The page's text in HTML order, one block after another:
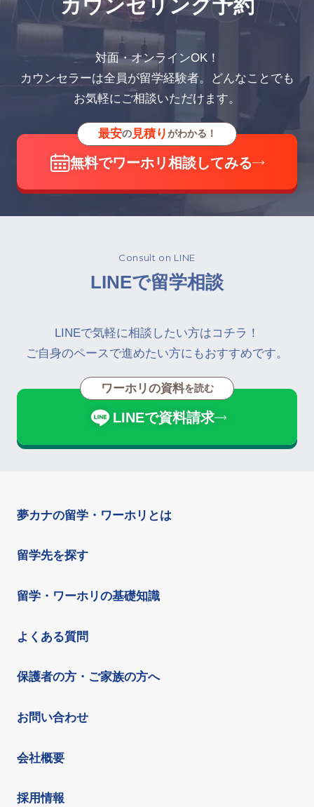
カウンセリング予約
対面・オンラインOK！
カウンセラーは全員が留学経験者。どんなことでも
お気軽にご相談いただけます。
最安の見積りがわかる！
無料でワーホリ相談してみる
Consult on LINE
LINEで留学相談
LINEで気軽に相談したい方はコチラ！
ご自身のペースで進めたい方にもおすすめです。
ワーホリの資料を読む
LINEで資料請求
夢カナの留学・ワーホリとは
留学先を探す
留学・ワーホリの基礎知識
よくある質問
保護者の方・ご家族の方へ
お問い合わせ
会社概要
採用情報